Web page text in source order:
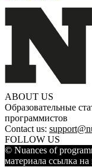
ABOUT US
Образовательные
программистов
Contact us:
FOLLOW US
© Nuances of
материала ссылка на